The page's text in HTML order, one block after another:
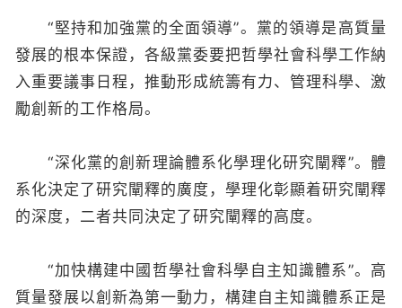
“堅持和加強黨的全面領導”。黨的領導是高質量
發展的根本保證，各級黨委要把哲學社會科學工作納
入重要議事日程，推動形成統籌有力、管理科學、激
勵創新的工作格局。
“深化黨的創新理論體系化學理化研究闡釋”。體
系化決定了研究闡釋的廣度，學理化彰顯着研究闡釋
的深度，二者共同決定了研究闡釋的高度。
“加快構建中國哲學社會科學自主知識體系”。高
質量發展以創新為第一動力，構建自主知識體系正是